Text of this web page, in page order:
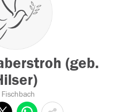
(geb.
Fischbach